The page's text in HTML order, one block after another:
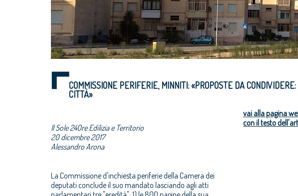
COMMISSIONE PERIFERIE, MINNITI: «PROPOSTE DA
CITTÀ»
Il Sole 24Ore Edilizia e Territorio
20 dicembre 2017
Alessandro Arona
La Commissione d'inchiesta periferie della Camera dei
deputati conclude il suo mandato lasciando agli atti
vai alla pagina
con il testo